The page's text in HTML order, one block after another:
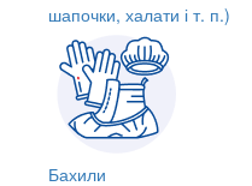
шапочки, халати і т. п.)
Бахили